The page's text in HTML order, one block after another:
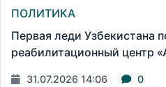
ПОЛИТИКА
Первая леди Узбекистана
реабилитационный центр
31.07.2026 14:06 0